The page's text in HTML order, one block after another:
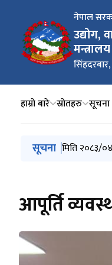
नेपाल
उद्योग,
मन्त्रालय
हाम्रो बारे स्रोतहरु सूचना
मुख्य नेभिगेसनमा जानुहोस्
सूचना विशेष आर्थिक
मिति २०८३/
मिति २०८३/
नेपाल औषधि
नेपाल औषधि
आपूर्ति